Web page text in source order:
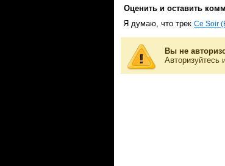
Оценить и оставить
Я думаю, что трек Ce Soir
Вы не
Авторизуйтесь